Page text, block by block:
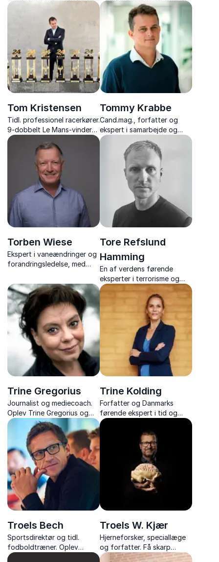
formidler, hvordan
dyrelivets ekstreme
tilpasninger kan kaste lys
over menneskets
sygdomme.
foredrag gør fortidens
personer og begivenheder
nærværende og
inspirerende.
Tom Kristensen
Tidl. professionel racerkører.
9-dobbelt Le Mans-vinder
og inspirerende
foredragsholder om
teamwork, vilje og
motorsportens
livslærdomme.
Tommy Krabbe
Cand.mag., forfatter og
ekspert i samarbejde og
relationer, med over 1.500
skræddersyede foredrag
om forandring, trivsel og
menneskelig adfærd.
Torben Wiese
Ekspert i vaneændringer og
forandringsledelse, med
nærvær og værktøjer til et
mere handlekraftigt
arbejdsliv.
Tore Refslund
Hamming
En af verdens førende
eksperter i terrorisme og
radikalisering. Han giver et
unikt indblik i ekstremisme
og kontraterror.
Trine Gregorius
Journalist og mediecoach.
Oplev Trine Gregorius og
hendes underholdende og
skarpe foredrag om
kommunikation, køn og
personlig udvikling – altid
med humor og kant.
Trine Kolding
Forfatter og Danmarks
førende ekspert i tid og
effektivitet. Trine Kolding
giver jer nøglerne til fokus,
balance og bedre
planlægning i hverdagen.
Troels Bech
Sportsdirektør og tidl.
fodboldtræner. Oplev
hvordan man skaber en
Troels W. Kjær
Hjerneforsker, speciallæge
og forfatter. Få skarp
indsigt i hjernens potentiale